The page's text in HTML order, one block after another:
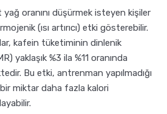
oranını düşürmek isteyen kişiler
(ısı artırıcı) etki gösterebilir.
kafein tüketiminin dinlenik
yaklaşık %3 ila %11 oranında
Bu etki, antrenman yapılmadığı
miktar daha fazla kalori